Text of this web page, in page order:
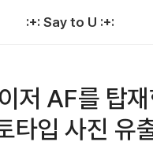
:+: Say to U :+:
저 AF를 탑재
타입 사진 유